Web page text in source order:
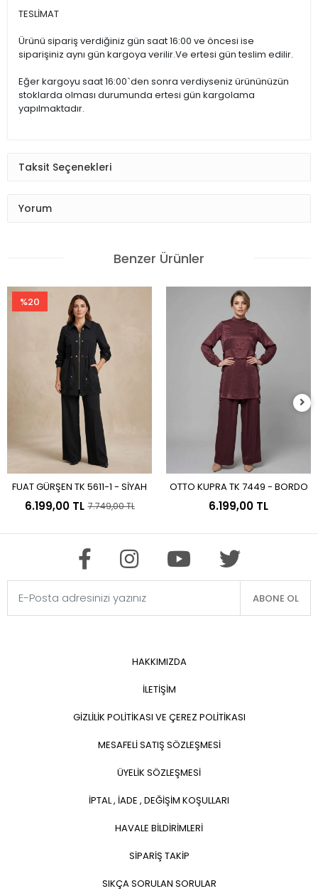
TESLİMAT
Ürünü sipariş verdiğiniz gün saat 16:00 ve öncesi ise
siparişiniz aynı gün kargoya verilir.Ve ertesi gün teslim edilir.
Eğer kargoyu saat 16:00`den sonra verdiyseniz ürününüzün
stoklarda olması durumunda ertesi gün kargolama
yapılmaktadır.
Taksit Seçenekleri
Yorum
Benzer Ürünler
%20
Sepete Ekle
FUAT GÜRŞEN TK 5611-1 - SİYAH
6.199,00 TL 7.749,00 TL
Sepete Ekle
OTTO KUPRA TK 7449 - BORDO
6.199,00 TL
ABONE OL
HAKKIMIZDA
İLETİŞİM
GİZLİLİK POLİTİKASI VE ÇEREZ POLİTİKASI
MESAFELİ SATIŞ SÖZLEŞMESİ
ÜYELİK SÖZLEŞMESİ
İPTAL , İADE , DEĞİŞİM KOŞULLARI
HAVALE BİLDİRİMLERİ
SİPARİŞ TAKİP
SIKÇA SORULAN SORULAR